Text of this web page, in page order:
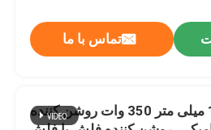
تماس با ما
170 میلی متر 350 وات روشن کننده